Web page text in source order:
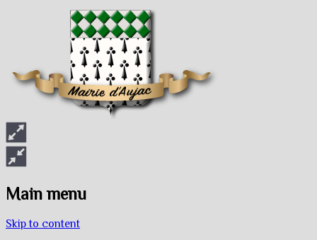
Main menu
Skip to content